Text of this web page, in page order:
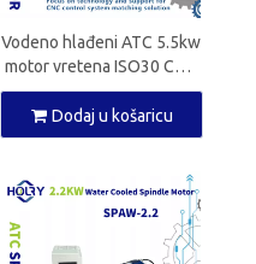
Vodeno hlađeni ATC 5.5kw
motor vretena ISO30 CNC
vreteno za CNC glodalicu
Dodaj u košaricu